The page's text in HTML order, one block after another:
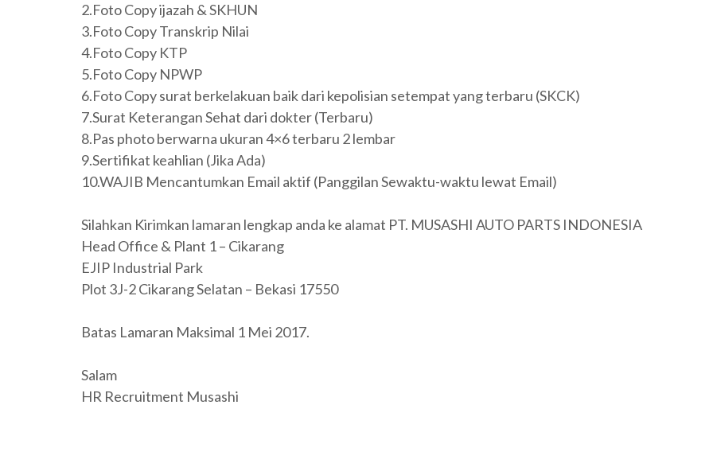
2.Foto Copy ijazah & SKHUN
3.Foto Copy Transkrip Nilai
4.Foto Copy KTP
5.Foto Copy NPWP
6.Foto Copy surat berkelakuan baik dari kepolisian setempat yang terbaru (SKCK)
7.Surat Keterangan Sehat dari dokter (Terbaru)
8.Pas photo berwarna ukuran 4×6 terbaru 2 lembar
9.Sertifikat keahlian (Jika Ada)
10.WAJIB Mencantumkan Email aktif (Panggilan Sewaktu-waktu lewat Email)
Silahkan Kirimkan lamaran lengkap anda ke alamat PT. MUSASHI AUTO PARTS INDONESIA
Head Office & Plant 1 – Cikarang
EJIP Industrial Park
Plot 3J-2 Cikarang Selatan – Bekasi 17550
Batas Lamaran Maksimal 1 Mei 2017.
Salam
HR Recruitment Musashi